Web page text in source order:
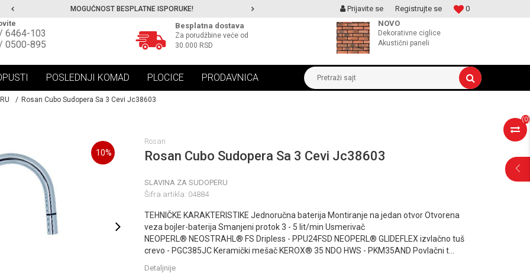
MOGUĆNOST BESPLATNE ISPORUKE! MOGUCNOST MONTAŽE PROIZVODA 0
Prijavite se
Registrujte se
6464-103
0500-895
Besplatna dostava
Za porudžbine veće od
30.000 RSD
NOVO
Dekorativne ciglice
Akustični paneli
POSLEDNJI KOMAD PLOCICE PRODAVNICA Pretraži sajt
(0)
Rosan Cubo Sudopera Sa 3 Cevi Jc38603
10%
Rosan
Rosan Cubo Sudopera Sa 3 Cevi Jc38603
SLAVINA ZA SUDOPERU
Šifra artikla: 04884
TEHNIČKE KARAKTERISTIKE Jednoručna baterija Montiranje na jedan otvor Otvorena
veza bojler-baterija Smanjeni protok 3 - 5 lit/min Usmerivač
NEOPERL® NEOSTRAHL® FS Dripless - PPU24FSD NEOPERL® GLIDEFLEX izvlačno tuš
crevo - PGC385JC Keramički mešač KEROX® 35 NDO HWS - PKM35AND Povlačni t
Detaljnije
POMOĆ PRI